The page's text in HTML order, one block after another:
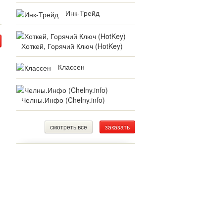
Инк-Трейд
Хоткей, Горячий Ключ (HotKey)
Классен
Челны.Инфо (Chelny.info)
смотреть все заказать